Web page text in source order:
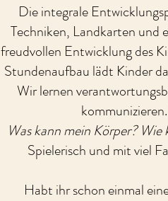
Die integrale
Techniken, Landkarten und
freudvollen Entwicklung des
Stundenaufbau lädt Kinder
Wir lernen
Was kann mein Körper? Wie
Spielerisch und mit viel
Habt ihr schon einmal